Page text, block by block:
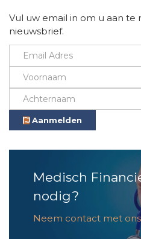
Vul uw email in om u aan te
nieuwsbrief.
Aanmelden
Medisch
nodig?
Neem contact met